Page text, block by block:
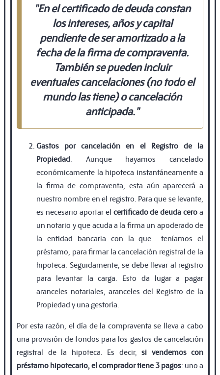
"En el certificado de deuda constan
los intereses, años y capital
pendiente de ser amortizado a la
fecha de la firma de compraventa.
También se pueden incluir
eventuales cancelaciones (no todo el
mundo las tiene) o cancelación
anticipada."
Gastos por cancelación en el Registro de la
Propiedad . Aunque hayamos cancelado
económicamente la hipoteca instantáneamente a
la firma de compraventa, esta aún aparecerá a
nuestro nombre en el registro. Para que se levante,
es necesario aportar el certificado de deuda ceroa
un notario y que acuda a la firma un apoderado de
la entidad bancaria con la que teníamos el
préstamo, para firmar la cancelación registral de la
hipoteca. Seguidamente, se debe llevar al registro
para levantar la carga. Esto da lugar a pagar
aranceles notariales, aranceles del Registro de la
Propiedad y una gestoría.
Por esta razón, el día de la compraventa se lleva a cabo
una provisión de fondos para los gastos de cancelación
registral de la hipoteca. Es decir, si vendemos con
préstamo hipotecario, el comprador tiene 3 pagos: uno a